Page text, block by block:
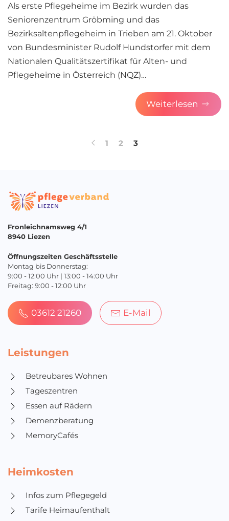
Als erste Pflegeheime im Bezirk wurden das
Seniorenzentrum Gröbming und das
Bezirksaltenpflegeheim in Trieben am 21. Oktober
von Bundesminister Rudolf Hundstorfer mit dem
Nationalen Qualitätszertifikat für Alten- und
Pflegeheime in Österreich (NQZ)…
Weiterlesen
1 2 3
Fronleichnamsweg 4/1
8940 Liezen
Öffnungszeiten Geschäftsstelle
Montag bis Donnerstag:
9:00 - 12:00 Uhr | 13:00 - 14:00 Uhr
Freitag: 9:00 - 12:00 Uhr
03612 21260 E-Mail
Leistungen
Betreubares Wohnen
Tageszentren
Essen auf Rädern
Demenzberatung
MemoryCafés
Heimkosten
Infos zum Pflegegeld
Tarife Heimaufenthalt